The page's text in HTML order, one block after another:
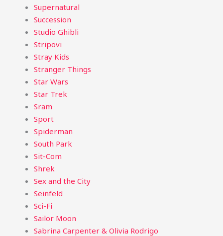
Supernatural
Succession
Studio Ghibli
Stripovi
Stray Kids
Stranger Things
Star Wars
Star Trek
Sram
Sport
Spiderman
South Park
Sit-Com
Shrek
Sex and the City
Seinfeld
Sci-Fi
Sailor Moon
Sabrina Carpenter & Olivia Rodrigo